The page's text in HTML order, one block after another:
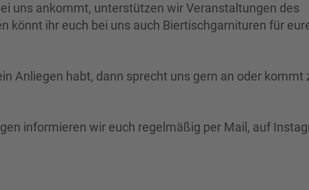
uns ankommt, unterstützen wir Veranstaltungen des
könnt ihr euch bei uns auch Biertischgarnituren für
Anliegen habt, dann sprecht uns gern an oder kommt
informieren wir euch regelmäßig per Mail, auf